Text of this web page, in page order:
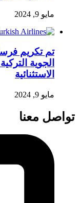
مايو 9, 2024
تم تكريم
الاستثنائية
مايو 9, 2024
تواصل معنا